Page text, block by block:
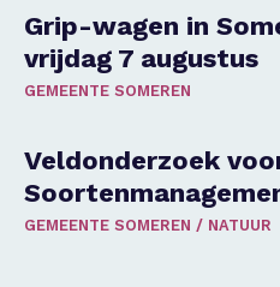
Grip-wagen in
vrijdag 7 augustus
GEMEENTE SOMEREN
Veldonderzoek
GEMEENTE SOMEREN / NATUUR